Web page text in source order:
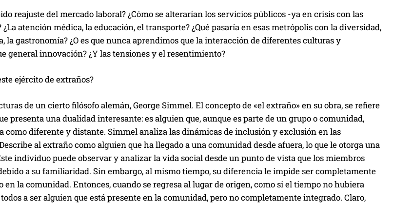
reajuste del mercado laboral? ¿Cómo se alterarían los servicios públicos -ya en crisis con las
atención médica, la educación, el transporte? ¿Qué pasaría en esas metrópolis con la diversidad,
la gastronomía? ¿O es que nunca aprendimos que la interacción de diferentes culturas y
general innovación? ¿Y las tensiones y el resentimiento?
ejército de extraños?
de un cierto filósofo alemán, George Simmel. El concepto de «el extraño» en su obra, se refiere
presenta una dualidad interesante: es alguien que, aunque es parte de un grupo o comunidad,
como diferente y distante. Simmel analiza las dinámicas de inclusión y exclusión en las
al extraño como alguien que ha llegado a una comunidad desde afuera, lo que le otorga una
individuo puede observar y analizar la vida social desde un punto de vista que los miembros
a su familiaridad. Sin embargo, al mismo tiempo, su diferencia le impide ser completamente
en la comunidad. Entonces, cuando se regresa al lugar de origen, como si el tiempo no hubiera
todos a ser alguien que está presente en la comunidad, pero no completamente integrado. Claro,